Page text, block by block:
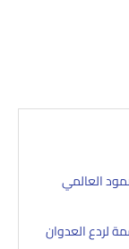
العالمي
لردع العدوان